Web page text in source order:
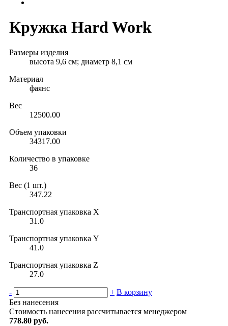
Кружка Hard Work
Размеры изделия
высота 9,6 см; диаметр 8,1 см
Материал
фаянс
Вес
12500.00
Объем упаковки
34317.00
Количество в упаковке
36
Вес (1 шт.)
347.22
Транспортная упаковка X
31.0
Транспортная упаковка Y
41.0
Транспортная упаковка Z
27.0
- + В корзину
Без нанесения
Стоимость нанесения рассчитывается менеджером
778.80 руб.